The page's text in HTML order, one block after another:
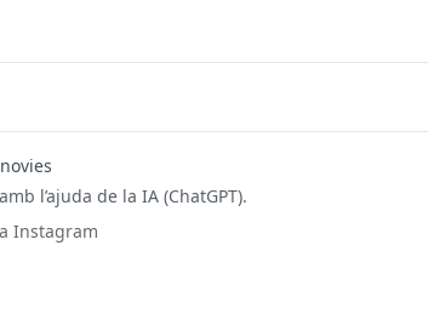
l’ajuda de la IA (ChatGPT).
Instagram